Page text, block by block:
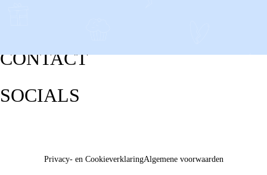
CONTACT
SOCIALS
Privacy- en CookieverklaringAlgemene voorwaarden